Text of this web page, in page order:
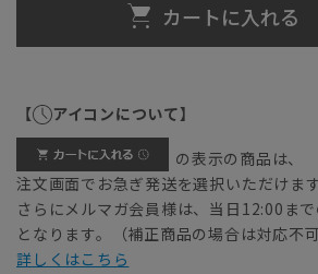
カートに入れる
【 アイコンについて】
の表示の商品は、
注文画面でお急ぎ発送を選択いただけます
さらにメルマガ会員様は、当日12:00ま
となります。（補正商品の場合は対応不可
詳しくはこちら